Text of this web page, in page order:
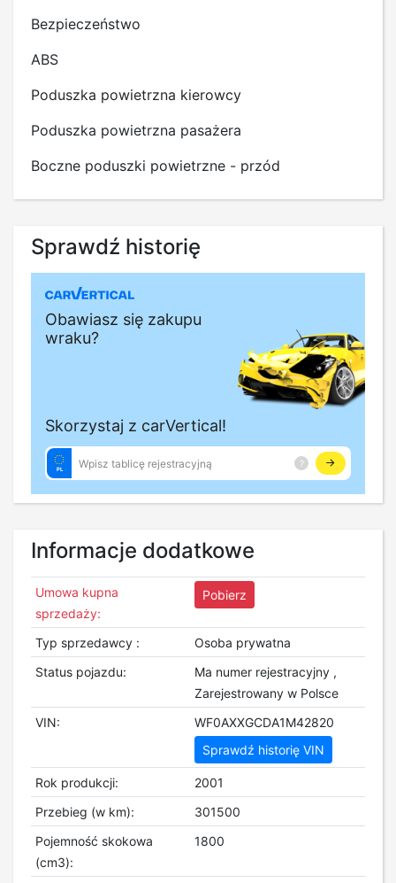
Bezpieczeństwo
ABS
Poduszka powietrzna kierowcy
Poduszka powietrzna pasażera
Boczne poduszki powietrzne - przód
Sprawdź historię
Informacje dodatkowe
Umowa kupna
sprzedaży:
Pobierz
Typ sprzedawcy :
Osoba prywatna
Status pojazdu:
Ma numer rejestracyjny ,
Zarejestrowany w Polsce
VIN:
WF0AXXGCDA1M42820
Sprawdź historię VIN
Rok produkcji:
2001
Przebieg (w km):
301500
Pojemność skokowa
(cm3):
1800